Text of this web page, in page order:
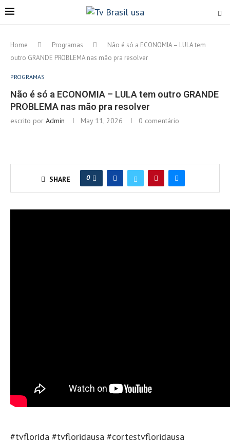
Home Programas
Não é só a ECONOMIA – LULA tem
outro GRANDE PROBLEMA nas mão pra resolver
PROGRAMAS
Não é só a ECONOMIA – LULA tem outro GRANDE
PROBLEMA nas mão pra resolver
escrito por Admin May 11, 2026 0 comentário
SHARE 0
#tvflorida #tvfloridausa #cortestvfloridausa